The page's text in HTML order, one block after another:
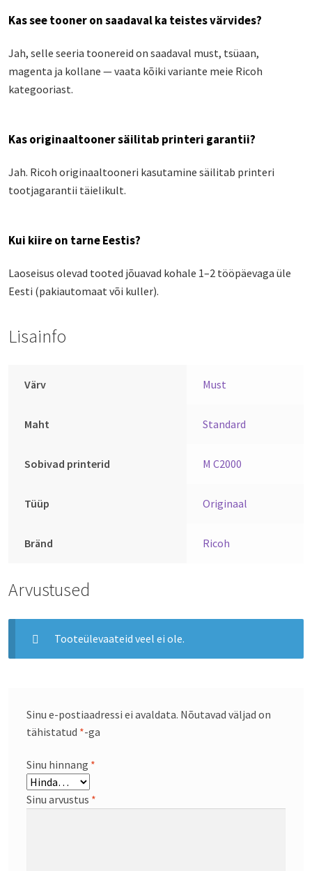
Kas see tooner on saadaval ka teistes värvides?
Jah, selle seeria toonereid on saadaval must, tsüaan,
magenta ja kollane — vaata kõiki variante meie Ricoh
kategooriast.
Kas originaaltooner säilitab printeri garantii?
Jah. Ricoh originaaltooneri kasutamine säilitab printeri
tootjagarantii täielikult.
Kui kiire on tarne Eestis?
Laoseisus olevad tooted jõuavad kohale 1–2 tööpäevaga üle
Eesti (pakiautomaat või kuller).
Lisainfo
Värv Must
Maht Standard
Sobivad printerid M C2000
Tüüp Originaal
Bränd Ricoh
Arvustused
Tooteülevaateid veel ei ole.
Sinu e-postiaadressi ei avaldata. Nõutavad väljad on
tähistatud *-ga
Sinu hinnang *
Sinu arvustus *